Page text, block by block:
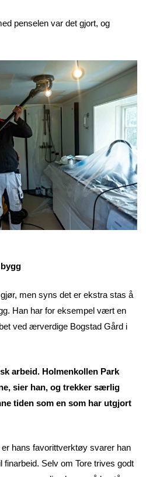
penselen var det gjort, og
men syns det er ekstra stas å
Han har for eksempel vært en
ved ærverdige Bogstad Gård i
arbeid. Holmenkollen Park
sier han, og trekker særlig
tiden som en som har utgjort
hans favorittverktøy svarer han
Selv om Tore trives godt